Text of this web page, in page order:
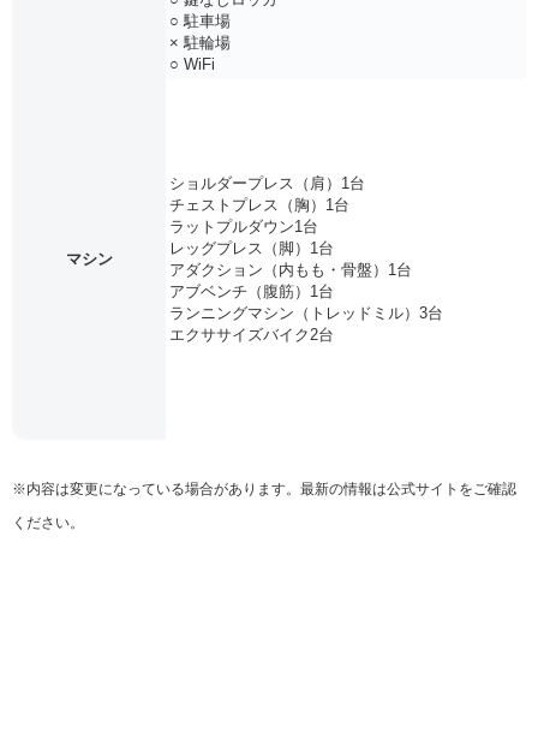
○ 駐車場
× 駐輪場
○ WiFi
マシン
ショルダープレス（肩）1台
チェストプレス（胸）1台
ラットプルダウン1台
レッグプレス（脚）1台
アダクション（内もも・骨盤）1台
アブベンチ（腹筋）1台
ランニングマシン（トレッドミル）3台
エクササイズバイク2台
※内容は変更になっている場合があります。最新の情報は公式サイトをご確認
ください。